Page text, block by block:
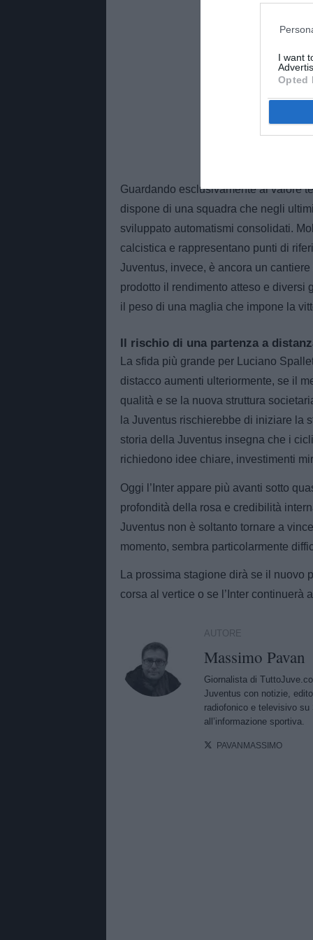
I want
Opted
Guardando esclusivamente al valore
dispone di una squadra che negli
sviluppato automatismi consolidati.
calcistica e rappresentano punti di
Juventus, invece, è ancora un
prodotto il rendimento atteso e diversi
il peso di una maglia che impone la
Il rischio di una partenza a
La sfida più grande per Luciano
distacco aumenti ulteriormente, se il
qualità e se la nuova struttura
la Juventus rischierebbe di iniziare la
storia della Juventus insegna che i
richiedono idee chiare, investimenti
Oggi l’Inter appare più avanti sotto
profondità della rosa e credibilità
Juventus non è soltanto tornare a
momento, sembra particolarmente
La prossima stagione dirà se il nuovo
corsa al vertice o se l’Inter continuerà
AUTORE
Massimo Pavan
Giornalista di
Juventus con notizie,
radiofonico e televisivo
all’informazione sportiva.
PAVANMASSIMO